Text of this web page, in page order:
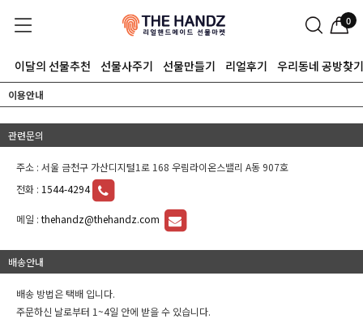
0
이달의 선물추천 선물사주기 선물만들기 리얼후기 우리동네 공방찾기
이용안내
관련문의
주소 : 서울 금천구 가산디지털1로 168 우림라이온스밸리 A동 907호
전화 : 1544-4294
메일 :thehandz@thehandz.com
배송안내
배송 방법은 택배 입니다.
주문하신 날로부터 1~4일 안에 받을 수 있습니다.